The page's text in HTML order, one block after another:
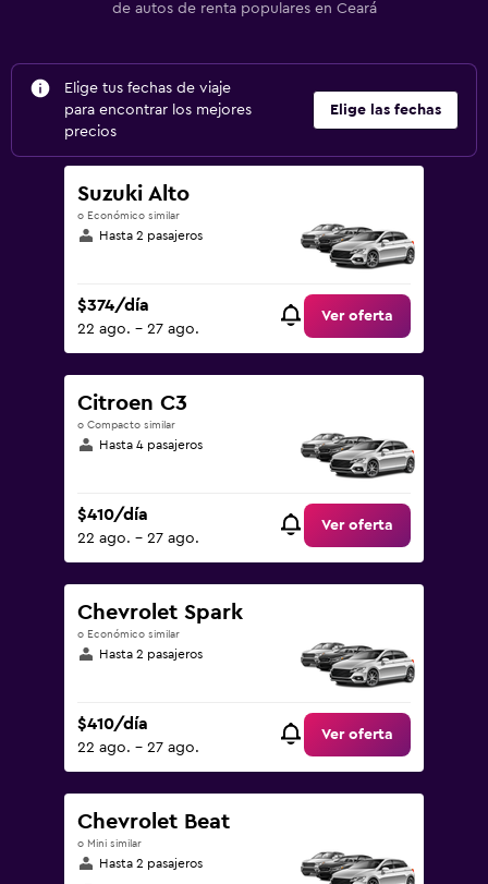
de autos de renta populares en Ceará
Elige tus fechas de viaje
para encontrar los mejores
precios
Elige las fechas
Suzuki Alto
o Económico similar
Hasta 2 pasajeros
$374/día
22 ago. - 27 ago.
Ver oferta
Citroen C3
o Compacto similar
Hasta 4 pasajeros
$410/día
22 ago. - 27 ago.
Ver oferta
Chevrolet Spark
o Económico similar
Hasta 2 pasajeros
$410/día
22 ago. - 27 ago.
Ver oferta
Chevrolet Beat
o Mini similar
Hasta 2 pasajeros